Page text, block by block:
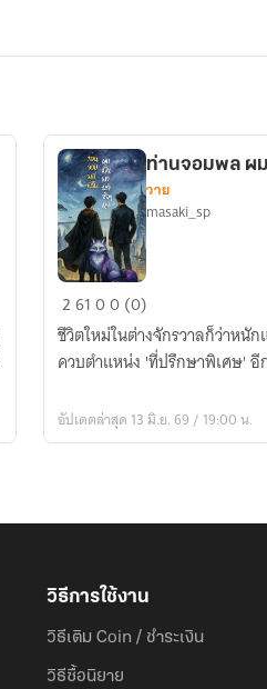
ท่าน
จอมพล
ผม
เป็น
มด
ท่านจอมพล ผ
วาย
masaki_sp
26100 (0)
ชีวิตใหม่ในต่างจักรวาลก็ว่าหนั
ควบตำแหน่ง 'ที่ปรึกษาพิเศษ' อี
อัปเดตล่าสุด 13 มิ.ย. 69 / 19:00 น.
วิธีการใช้งาน
วิธีเติม Coin / ชำระเงิน
วิธีซื้อนิยาย